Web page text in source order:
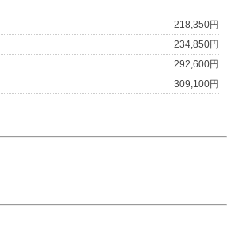
218,350円
234,850円
292,600円
309,100円